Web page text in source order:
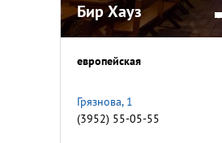
Бир Хауз
европейская
Грязнова, 1
(3952) 55-05-55